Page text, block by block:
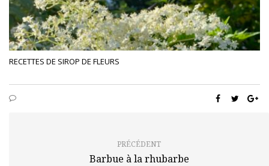
RECETTES DE SIROP DE FLEURS
PRÉCÉDENT
Barbue à la rhubarbe